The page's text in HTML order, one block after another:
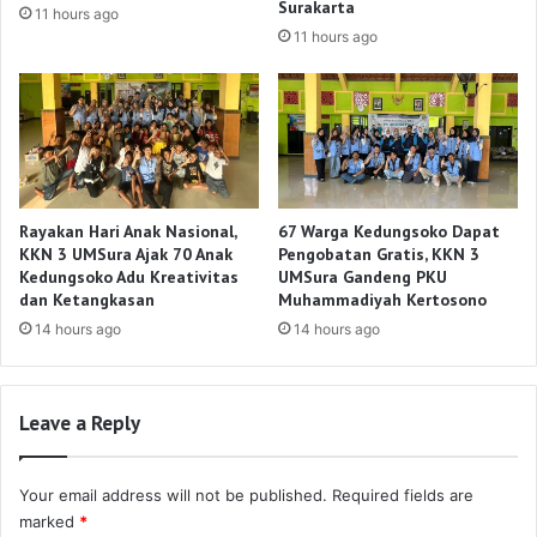
11 hours ago Surakarta
11 hours ago
Rayakan Hari Anak Nasional,
KKN 3 UMSura Ajak 70 Anak
Kedungsoko Adu Kreativitas
dan Ketangkasan
14 hours ago
67 Warga Kedungsoko Dapat
Pengobatan Gratis, KKN 3
UMSura Gandeng PKU
Muhammadiyah Kertosono
14 hours ago
Leave a Reply
Your email address will not be published. Required fields are
marked *